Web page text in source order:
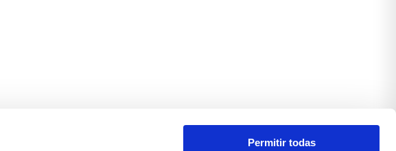
Permitir todas